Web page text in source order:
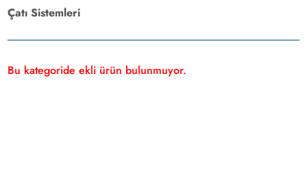
Çatı Sistemleri
Bu kategoride ekli ürün bulunmuyor.